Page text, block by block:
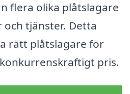
flera olika plåtslagare
tjänster. Detta
rätt plåtslagare för
pris.